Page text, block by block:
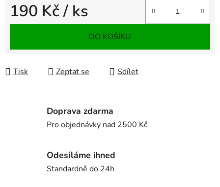
190 Kč/ ks
Měrná cena:
DO KOŠÍKU
Tisk Zeptat se Sdílet
Doprava zdarma
Pro objednávky nad 2500 Kč
Odesíláme ihned
Standardně do 24h